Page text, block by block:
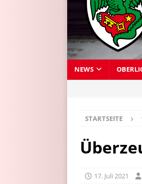
NEWS
STARTSEITE
17. Juli 2021